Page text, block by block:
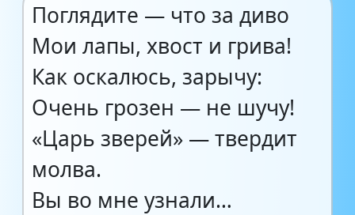
Поглядите — что за диво
Мои лапы, хвост и грива!
Как оскалюсь, зарычу:
Очень грозен — не шучу!
«Царь зверей» — твердит
молва.
Вы во мне узнали…